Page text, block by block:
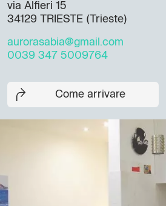
via Alfieri 15
34129 TRIESTE (Trieste)
aurorasabia@gmail.com
0039 347 5009764
Come arrivare